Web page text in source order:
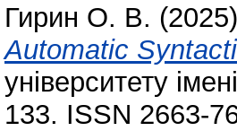
Гирин О. В. (2025)
Automatic
університету
133. ISSN 2663-